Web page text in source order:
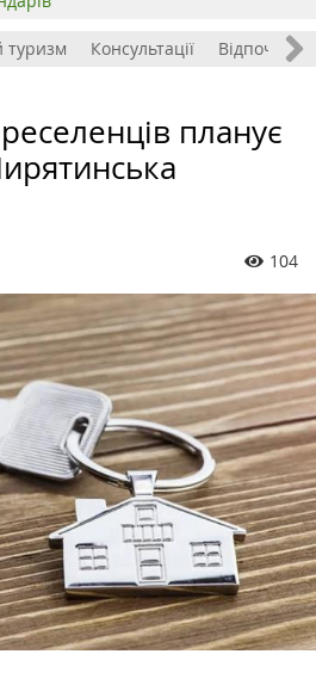
туризм Консультації Відпочинок
планує
104